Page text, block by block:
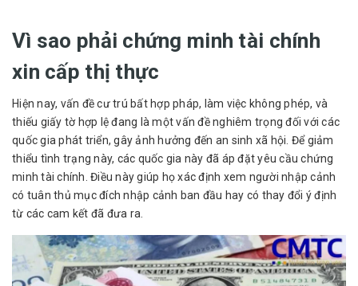
Vì sao phải chứng minh tài chính
xin cấp thị thực
Hiện nay, vấn đề cư trú bất hợp pháp, làm việc không phép, và
thiếu giấy tờ hợp lệ đang là một vấn đề nghiêm trọng đối với các
quốc gia phát triển, gây ảnh hưởng đến an sinh xã hội. Để giảm
thiểu tình trạng này, các quốc gia này đã áp đặt yêu cầuchứng
minh tài chính. Điều này giúp họ xác định xem người nhập cảnh
có tuân thủ mục đích nhập cảnh ban đầu hay có thay đổi ý định
từ các cam kết đã đưa ra.